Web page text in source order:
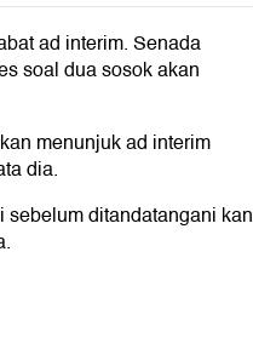
ad interim. Senada
soal dua sosok akan
menunjuk ad interim
dia.
ditandatangani kan